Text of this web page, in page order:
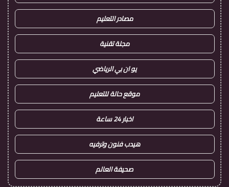
مصادر التعليم
مجلة تقنية
يو ان بي الرياضي
موقع حالة للتعليم
اخبار 24 ساعة
هيدب فنون وترفيه
صحيفة العالم